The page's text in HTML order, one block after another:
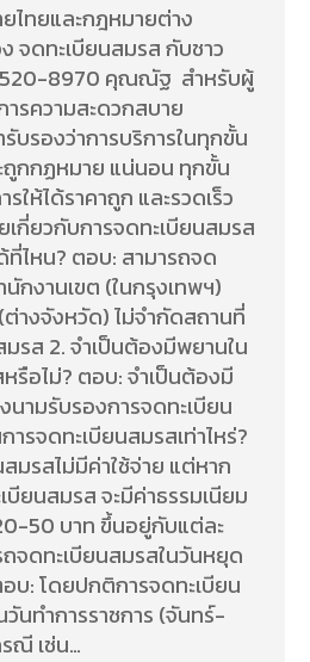
ไทยและกฎหมายต่าง
จดทะเบียนสมรส กับชาว
520-8970 คุณณัฐ สำหรับผู้
รความสะดวกสบาย
รับรองว่าการบริการในทุกขั้น
กกฏหมาย แน่นอน ทุกขั้น
ให้ได้ราคาถูก และรวดเร็ว
กี่ยวกับการจดทะเบียนสมรส
ที่ไหน? ตอบ: สามารถจด
กงานเขต (ในกรุงเทพฯ)
ต่างจังหวัด) ไม่จำกัดสถานที่
รส 2. จำเป็นต้องมีพยานใน
รือไม่? ตอบ: จำเป็นต้องมี
นามรับรองการจดทะเบียน
ารจดทะเบียนสมรสเท่าไหร่?
มรสไม่มีค่าใช้จ่าย แต่หาก
บียนสมรส จะมีค่าธรรมเนียม
50 บาท ขึ้นอยู่กับแต่ละ
จดทะเบียนสมรสในวันหยุด
บ: โดยปกติการจดทะเบียน
วันทำการราชการ (จันทร์-
ณี เช่น…